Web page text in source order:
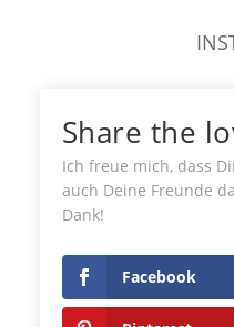
© KATHARINA
Share the
Ich freue mich, dass
auch Deine Freunde
Dank!
Facebook